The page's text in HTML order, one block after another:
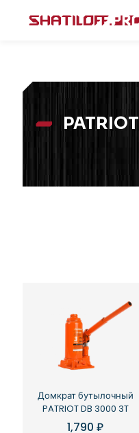
PATRIOT
Домкрат бутылочный
PATRIOT DB 3000 3T
1,790₽